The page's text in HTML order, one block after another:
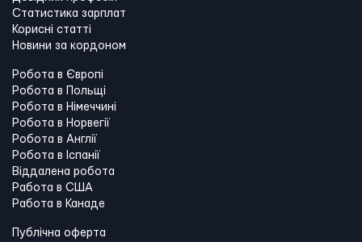
Статистика зарплат
Корисні статті
Новини за кордоном
Робота в Європі
Робота в Польщі
Робота в Німеччині
Робота в Норвегії
Робота в Англії
Робота в Іспанії
Віддалена робота
Работа в США
Работа в Канадe
Публічна оферта